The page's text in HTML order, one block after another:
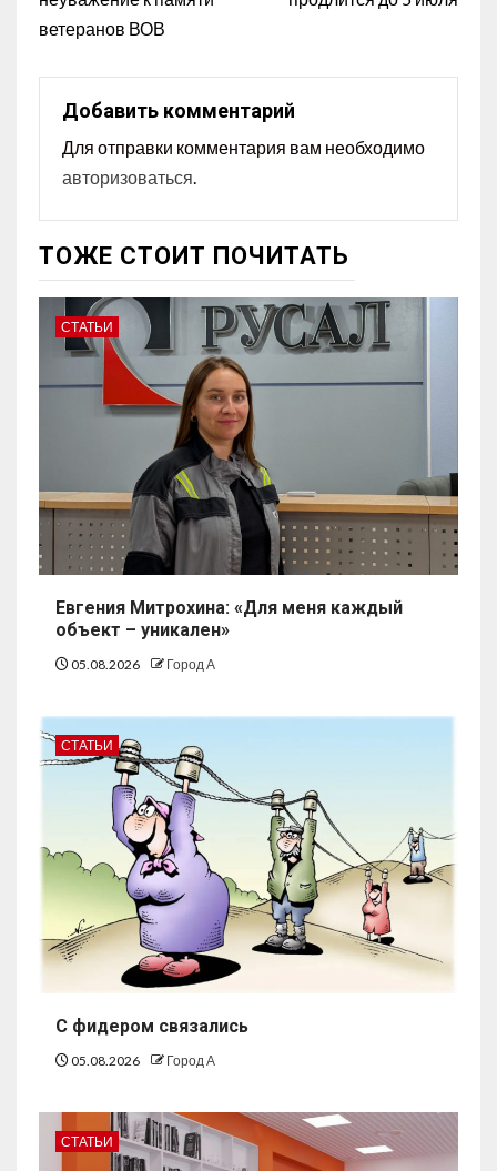
ветеранов ВОВ
Добавить комментарий
Для отправки комментария вам необходимо
авторизоваться.
ТОЖЕ СТОИТ ПОЧИТАТЬ
СТАТЬИ
Евгения Митрохина: «Для меня каждый
объект – уникален»
05.08.2026 Город А
СТАТЬИ
С фидером связались
05.08.2026 Город А
СТАТЬИ